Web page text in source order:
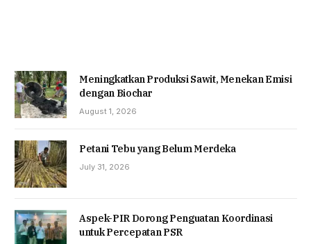
Meningkatkan Produksi Sawit, Menekan Emisi
dengan Biochar
August 1, 2026
Petani Tebu yang Belum Merdeka
July 31, 2026
Aspek-PIR Dorong Penguatan Koordinasi
untuk Percepatan PSR